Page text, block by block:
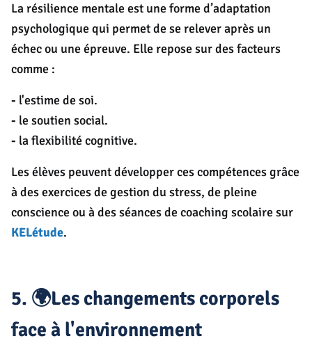
La résilience mentale est une forme d’adaptation
psychologique qui permet de se relever après un
échec ou une épreuve. Elle repose sur des facteurs
comme :
- l'estime de soi.
- le soutien social.
- la flexibilité cognitive.
Les élèves peuvent développer ces compétences grâce
à des exercices de gestion du stress, de pleine
conscience ou à des séances de coaching scolaire sur
KELétude.
5. 🌍Les changements corporels
face à l'environnement